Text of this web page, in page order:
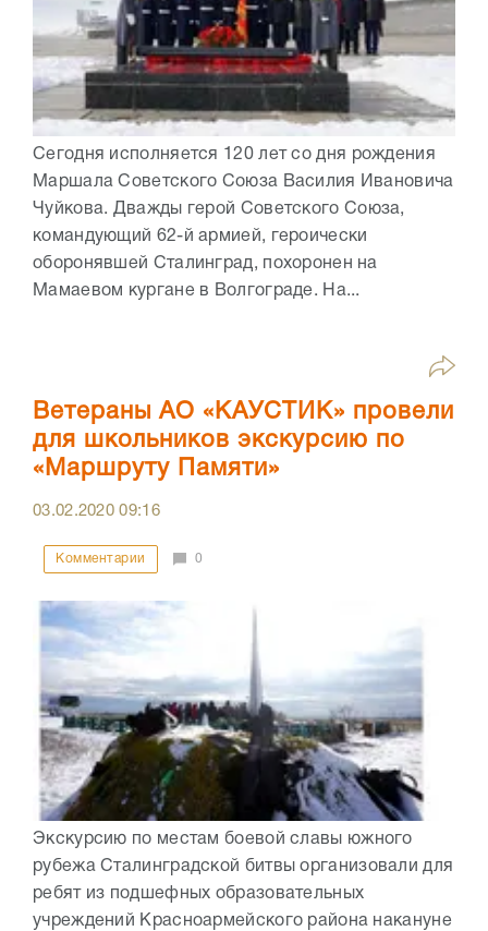
Сегодня исполняется 120 лет со дня рождения
Маршала Советского Союза Василия Ивановича
Чуйкова. Дважды герой Советского Союза,
командующий 62-й армией, героически
оборонявшей Сталинград, похоронен на
Мамаевом кургане в Волгограде. На...
Ветераны АО «КАУСТИК» провели
для школьников экскурсию по
«Маршруту Памяти»
03.02.202009:16
Комментарии 0
Экскурсию по местам боевой славы южного
рубежа Сталинградской битвы организовали для
ребят из подшефных образовательных
учреждений Красноармейского района накануне